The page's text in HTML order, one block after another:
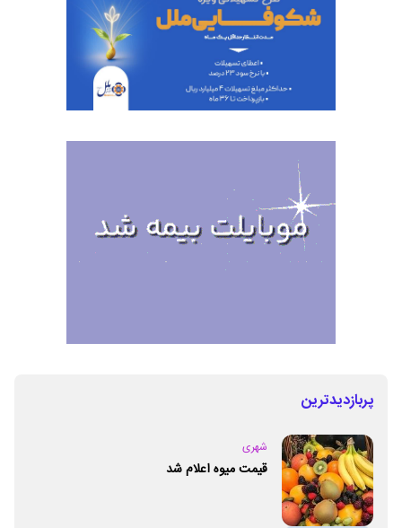
پربازدیدترین
شهری
قیمت میوه اعلام شد